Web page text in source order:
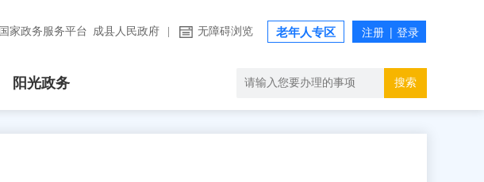
国家政务服务平台 成县人民政府 无障碍浏览 老年人专区
阳光政务 搜索